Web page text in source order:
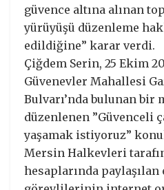
güvence altına alınan
yürüyüşü düzenleme
edildiğine” karar verdi.
Çiğdem Serin, 25 Ekim
Güvenevler Mahallesi
Bulvarı’nda bulunan bir
düzenlenen ”Güvenceli
yaşamak istiyoruz”
Mersin Halkevleri
hesaplarında